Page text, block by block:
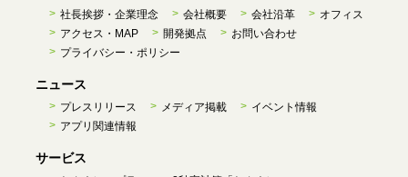
社長挨拶・企業理念 会社概要 会社沿革
オフィス
アクセス・MAP
開発拠点
お問い合わせ
プライバシー・ポリシー
ニュース
プレスリリース メディア掲載
イベント情報
アプリ関連情報
サービス